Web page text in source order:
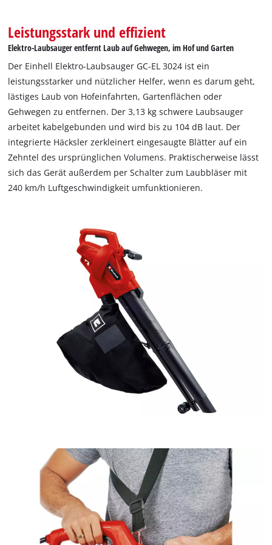
Leistungsstark und effizient
Elektro-Laubsauger entfernt Laub auf Gehwegen, im Hof und Garten
Der Einhell Elektro-Laubsauger GC-EL 3024 ist ein
leistungsstarker und nützlicher Helfer, wenn es darum geht,
lästiges Laub von Hofeinfahrten, Gartenflächen oder
Gehwegen zu entfernen. Der 3,13 kg schwere Laubsauger
arbeitet kabelgebunden und wird bis zu 104 dB laut. Der
integrierte Häcksler zerkleinert eingesaugte Blätter auf ein
Zehntel des ursprünglichen Volumens. Praktischerweise lässt
sich das Gerät außerdem per Schalter zum Laubbläser mit
240 km/h Luftgeschwindigkeit umfunktionieren.